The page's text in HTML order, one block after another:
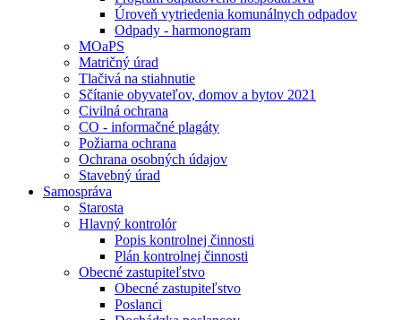
Úroveň vytriedenia komunálnych odpadov
Odpady - harmonogram
MOaPS
Matričný úrad
Tlačivá na stiahnutie
Sčítanie obyvateľov, domov a bytov 2021
Civilná ochrana
CO - informačné plagáty
Požiarna ochrana
Ochrana osobných údajov
Stavebný úrad
Samospráva
Starosta
Hlavný kontrolór
Popis kontrolnej činnosti
Plán kontrolnej činnosti
Obecné zastupiteľstvo
Obecné zastupiteľstvo
Poslanci